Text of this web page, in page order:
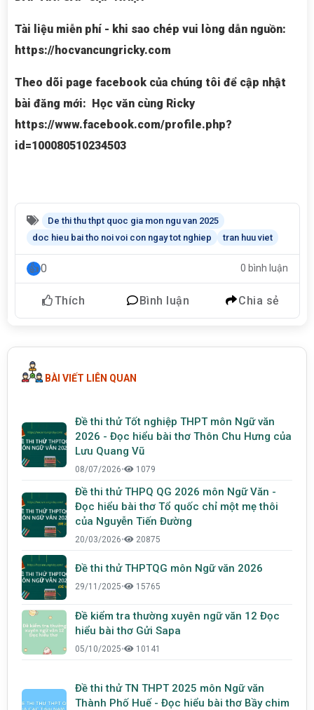
Tài liệu miễn phí - khi sao chép vui lòng dẫn nguồn:
https://hocvancungricky.com
Theo dõi page facebook của chúng tôi để cập nhật
bài đăng mới: Học văn cùng Ricky
https://www.facebook.com/profile.php?
id=100080510234503
De thi thu thpt quoc gia mon ngu van 2025
doc hieu bai tho noi voi con ngay tot nghiep
tran huu viet
0 0 bình luận
Thích Bình luận Chia sẻ
BÀI VIẾT LIÊN QUAN
Đề thi thử Tốt nghiệp THPT môn Ngữ văn
2026 - Đọc hiểu bài thơ Thôn Chu Hưng của
Lưu Quang Vũ
08/07/2026• 1079
Đề thi thử THPQ QG 2026 môn Ngữ Văn -
Đọc hiểu bài thơ Tổ quốc chỉ một mẹ thôi
của Nguyễn Tiến Đường
20/03/2026• 20875
Đề thi thử THPTQG môn Ngữ văn 2026
29/11/2025• 15765
Đề kiểm tra thường xuyên ngữ văn 12 Đọc
hiểu bài thơ Gửi Sapa
05/10/2025• 10141
Đề thi thử TN THPT 2025 môn Ngữ văn
Thành Phố Huế - Đọc hiểu bài thơ Bầy chim